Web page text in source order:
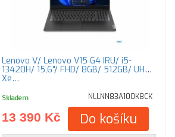
Lenovo V/ Lenovo V15 G4 IRU/ i5-
13420H/ 15,6"/ FHD/ 8GB/ 512GB/ UHD
Xe…
Skladem NLLNN83A100K8CK
13 390 Kč Do košíku